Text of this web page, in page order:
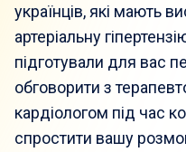
українців, які мають
артеріальну
підготували для вас
обговорити з
кардіологом під час
спростити вашу